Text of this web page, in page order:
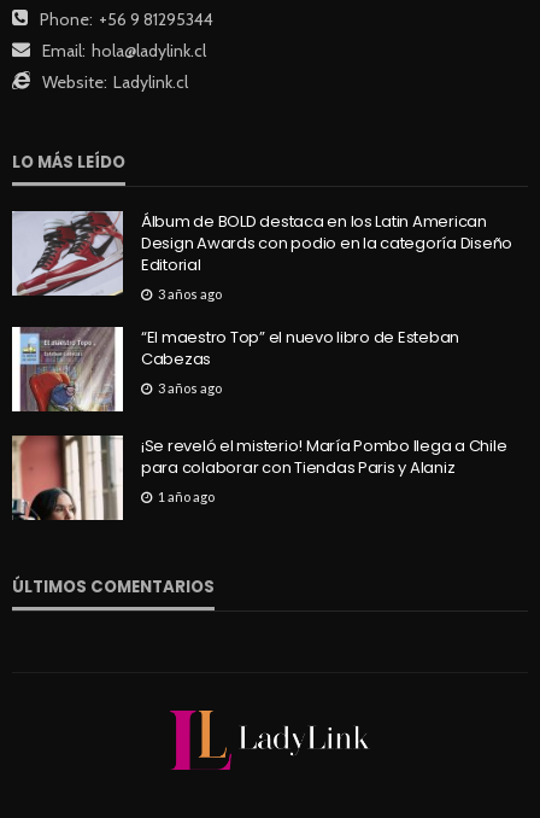
Phone: +56 9 81295344
Email: hola@ladylink.cl
Website: Ladylink.cl
LO MÁS LEÍDO
Álbum de BOLD destaca en los Latin American
Design Awards con podio en la categoría Diseño
Editorial
3 años ago
“El maestro Top” el nuevo libro de Esteban
Cabezas
3 años ago
¡Se reveló el misterio! María Pombo llega a Chile
para colaborar con Tiendas Paris y Alaniz
1 año ago
ÚLTIMOS COMENTARIOS